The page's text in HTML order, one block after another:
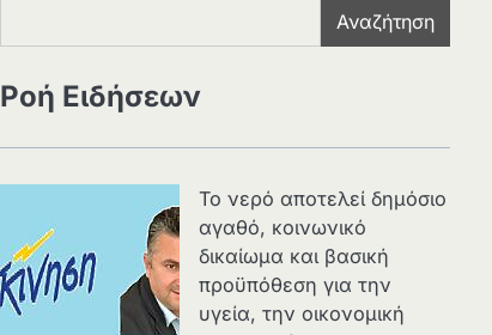
Αναζήτηση
Ροή Ειδήσεων
Το νερό αποτελεί δημόσιο
αγαθό, κοινωνικό
δικαίωμα και βασική
προϋπόθεση για την
υγεία, την οικονομική